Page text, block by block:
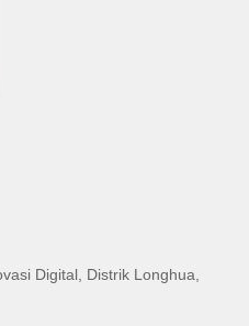
Digital, Distrik Longhua,